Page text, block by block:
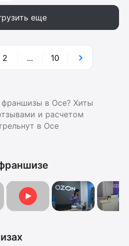
еще
2 ... 10
франшизы в Осе? Хиты
и расчетом
в Осе
Видеоотзыв